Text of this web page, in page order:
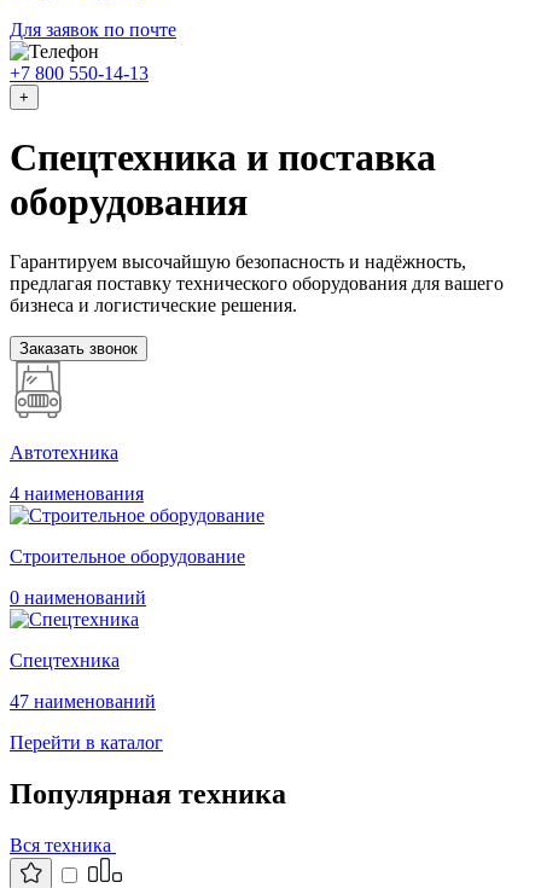
Для заявок по почте
+7 800 550-14-13
+
Спецтехника и поставка
оборудования
Гарантируем высочайшую безопасность и надёжность,
предлагая поставку технического оборудования для вашего
бизнеса и логистические решения.
Заказать звонок
Автотехника
4 наименования
Строительное оборудование
0 наименований
Спецтехника
47 наименований
Перейти в каталог
Популярная техника
Вся техника